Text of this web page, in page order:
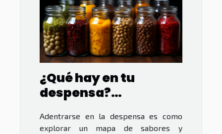
¿Qué hay en tu
despensa?
desconocidos
Adentrarse en la despensa es como
explorar un mapa de sabores y